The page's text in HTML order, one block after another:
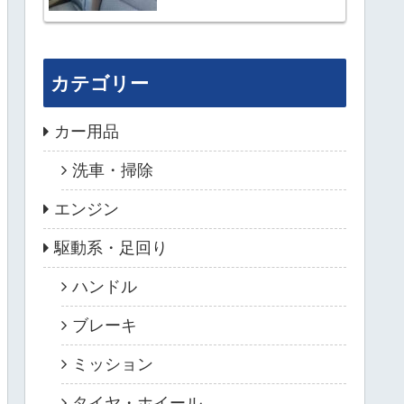
カテゴリー
カー用品
洗車・掃除
エンジン
駆動系・足回り
ハンドル
ブレーキ
ミッション